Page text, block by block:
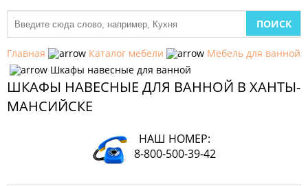
Главная Каталог мебели
Мебель для ванной
Шкафы навесные для ванной
ШКАФЫ НАВЕСНЫЕ ДЛЯ ВАННОЙ В ХАНТЫ-
МАНСИЙСКЕ
НАШ НОМЕР:
8-800-500-39-42
МЕБЕЛЬ
КУХНИ
ДЕТСКАЯ
МЕБЕЛЬ